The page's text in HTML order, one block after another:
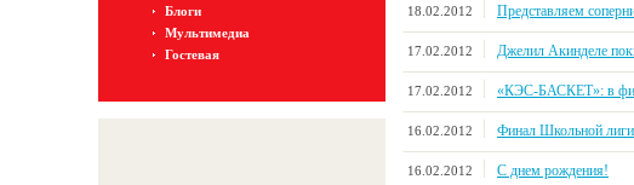
Блоги
Мультимедиа
Гостевая
18.02.2012 Представляем
17.02.2012 Джелил Акинделе
17.02.2012 «КЭС-БАСКЕТ»: в
16.02.2012 Финал Школьной
16.02.2012 С днем рождения!